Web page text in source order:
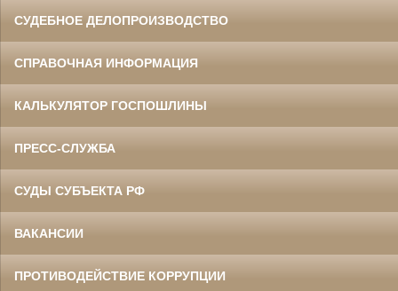
СУДЕБНОЕ ДЕЛОПРОИЗВОДСТВО
СПРАВОЧНАЯ ИНФОРМАЦИЯ
КАЛЬКУЛЯТОР ГОСПОШЛИНЫ
ПРЕСС-СЛУЖБА
СУДЫ СУБЪЕКТА РФ
ВАКАНСИИ
ПРОТИВОДЕЙСТВИЕ КОРРУПЦИИ